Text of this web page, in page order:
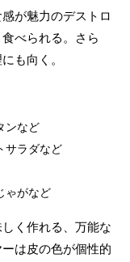
が魅力のデストロ
べられる。さら
も向く。
ンなど
サラダなど
ゃがなど
く作れる、万能な
は皮の色が個性的